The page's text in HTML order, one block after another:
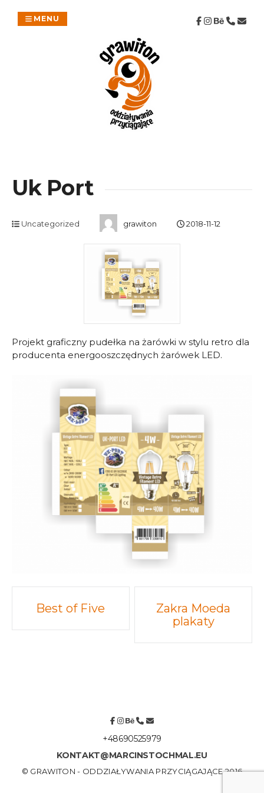
MENU
Uk Port
Uncategorized grawiton 2018-11-12
Projekt graficzny pudełka na żarówki w stylu retro dla
producenta energooszczędnych żarówek LED.
Post
navigation
Best of Five
Zakra Moeda
plakaty
+48690525979
KONTAKT@MARCINSTOCHMAL.EU
© GRAWITON - ODDZIAŁYWANIA PRZYCIĄGAJĄCE 2016